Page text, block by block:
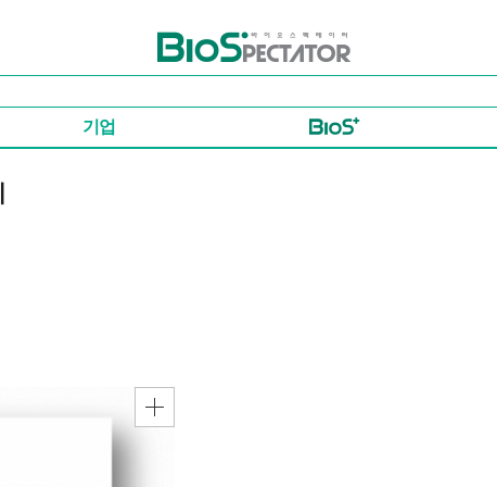
바이오스펙테이터
기업